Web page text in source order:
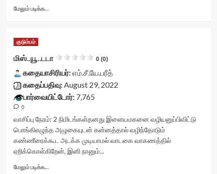
data-
<span
class='yasr-
stars-
title-
average'>0
</div>
data-
rating='0'
data-
rater-
starsize='16'
rater-
postid='36964'
data-
rater-
readonly='true'
readonly-
மேலும் படிக்க...
பொழுது<div
class="yasr-
vv-
stars-
title-
<div
class='yasr-
stars-
title
yasr-
குடும்பம்
மிஸ்..யூ..டடா 0 (0)
கதையாசிரியர்:எம்.சீ.யே.பரீத்
கதைப்பதிவு:August 29, 2022
பார்வையிட்டோர்:7,765
0
வாசிப்பு நேரம்: 2 நிமிடங்கள்தனது இளையமகனை வழியனுப்பிவிட்டு
பொங்கிஎழுந்த அழுகையுடன் கன்னத்தால் வழிந்தோடும்
கண்ணீரைக்கூட அடக்க முடியாமல் வாடகை வாகணத்தில்
ஏறிக்கொள்கிறேன், இனி நானும்...
மேலும் படிக்க...